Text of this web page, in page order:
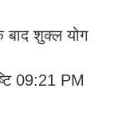
शुक्ल योग
09:21 PM